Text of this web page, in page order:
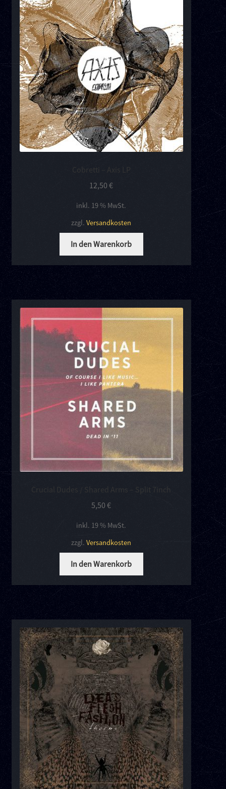
Cobretti – Axis LP
12,50€
inkl. 19 % MwSt.
zzgl.Versandkosten
In den Warenkorb
Crucial Dudes / Shared Arms – Split 7inch
5,50€
inkl. 19 % MwSt.
zzgl.Versandkosten
In den Warenkorb